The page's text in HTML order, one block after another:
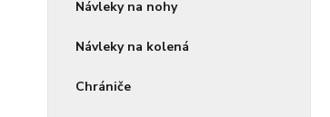
Návleky na nohy
Návleky na kolená
Chrániče